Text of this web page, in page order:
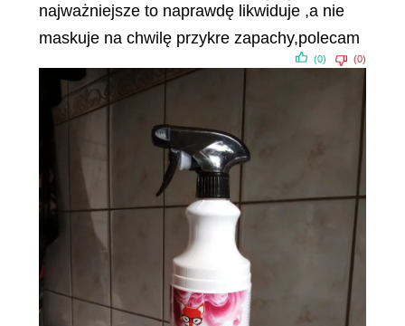
najważniejsze to naprawdę likwiduje ,a nie
maskuje na chwilę przykre zapachy,polecam
(0) (0)